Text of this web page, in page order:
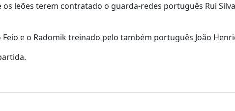
leões terem contratado o guarda-redes português Rui
e o Radomik treinado pelo também português João